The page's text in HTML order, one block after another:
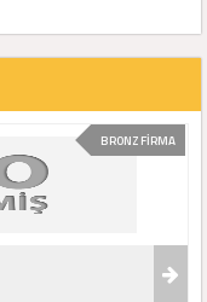
BRONZ FİRMA